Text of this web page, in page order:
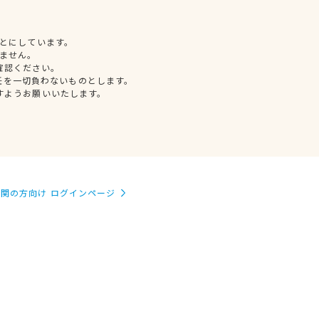
しています。
せん。
ください。
一切負わないものとします。
うお願いいたします。
の方向け ログインページ